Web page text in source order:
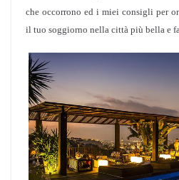
che occorrono ed i miei consigli per
il tuo soggiorno nella città più bella e